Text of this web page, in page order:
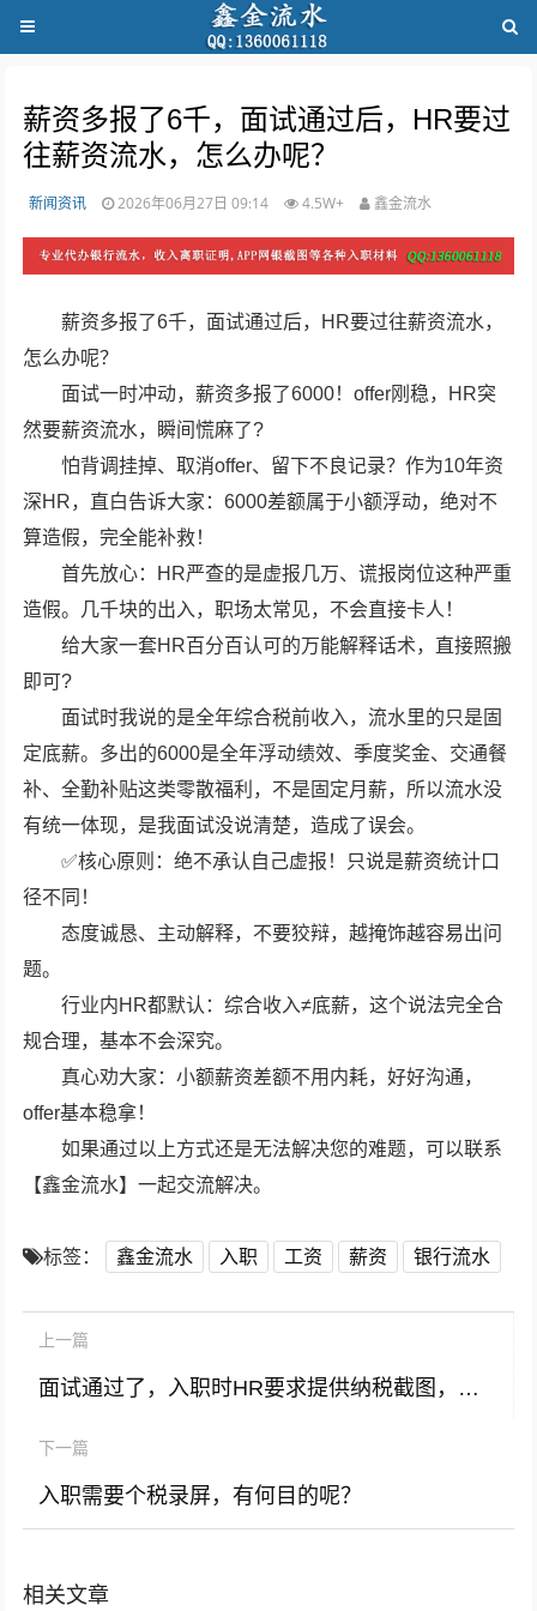
薪资多报了6千，面试通过后，HR要过
往薪资流水，怎么办呢？
新闻资讯 2026年06月27日 09:14 4.5W+ 鑫金流水
薪资多报了6千，面试通过后，HR要过往薪资流水，
怎么办呢？
面试一时冲动，薪资多报了6000！offer刚稳，HR突
然要薪资流水，瞬间慌麻了?
怕背调挂掉、取消offer、留下不良记录？作为10年资
深HR，直白告诉大家：6000差额属于小额浮动，绝对不
算造假，完全能补救！
首先放心：HR严查的是虚报几万、谎报岗位这种严重
造假。几千块的出入，职场太常见，不会直接卡人！
给大家一套HR百分百认可的万能解释话术，直接照搬
即可?
面试时我说的是全年综合税前收入，流水里的只是固
定底薪。多出的6000是全年浮动绩效、季度奖金、交通餐
补、全勤补贴这类零散福利，不是固定月薪，所以流水没
有统一体现，是我面试没说清楚，造成了误会。
✅核心原则：绝不承认自己虚报！只说是薪资统计口
径不同！
态度诚恳、主动解释，不要狡辩，越掩饰越容易出问
题。
行业内HR都默认：综合收入≠底薪，这个说法完全合
规合理，基本不会深究。
真心劝大家：小额薪资差额不用内耗，好好沟通，
offer基本稳拿！
如果通过以上方式还是无法解决您的难题，可以联系
【鑫金流水】一起交流解决。
标签： 鑫金流水 入职 工资 薪资 银行流水
上一篇
面试通过了，入职时HR要求提供纳税截图，除了定薪还有其他意图吗？
下一篇
入职需要个税录屏，有何目的呢？
相关文章